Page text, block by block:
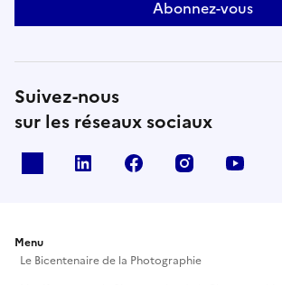
Abonnez-vous
Suivez-nous
sur les réseaux sociaux
Linkedin Facebook Instagram
Menu
Le Bicentenaire de la Photographie